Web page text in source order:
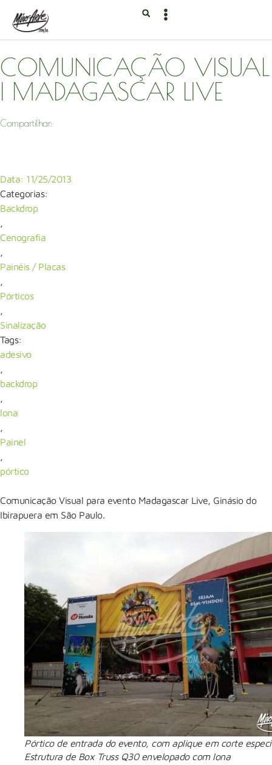
COMUNICAÇÃO VISUAL
| MADAGASCAR LIVE
Compartilhar:
Data: 11/25/2013
Categorias:
Backdrop
,
Cenografia
,
Painéis / Placas
,
Pórticos
,
Sinalização
Tags:
adesivo
,
backdrop
,
lona
,
Painel
,
pórtico
Comunicação Visual para evento Madagascar Live, Ginásio do
Ibirapuera em São Paulo.
Pórtico de entrada do evento, com aplique em corte
Estrutura de Box Truss Q30 envelopado com lona